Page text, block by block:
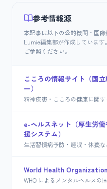
参考情報源
本記事は以下の公的機関・国際
Lumie編集部が作成していま
ご参照ください。
こころの情報サイト（国
ー）
精神疾患・こころの健康に関
e-ヘルスネット（厚生労
援システム）
生活習慣病予防・睡眠・休養
World Health
WHO によるメンタルヘルスの